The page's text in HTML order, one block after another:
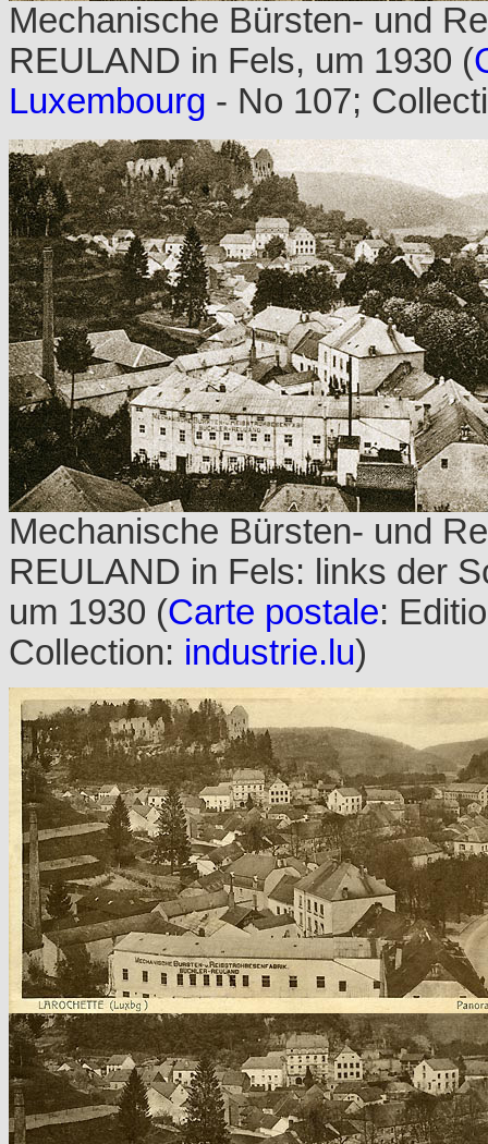
Mechanische Bürsten- und
REULAND in Fels, um 1930 (
Luxembourg - No 107;
Mechanische Bürsten- und
REULAND in Fels: links der
um 1930 (Carte postale:
Collection: industrie.lu)